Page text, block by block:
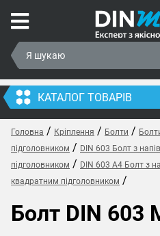
КАТАЛОГ ТОВАРІВ
Головна / Кріплення / Болти /
підголовником / DIN 603 Болт з
підголовником / DIN 603 A4 Болт з
квадратним підголовником /
Болт DIN 603